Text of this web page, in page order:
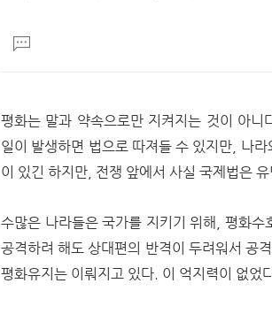
댓
글
평화는 말과 약속으로만 지켜지는 것이 아
일이 발생하면 법으로 따져들 수 있지만, 나
이 있긴 하지만, 전쟁 앞에서 사실 국제법은
수많은 나라들은 국가를 지키기 위해, 평화
공격하려 해도 상대편의 반격이 두려워서 공
평화유지는 이뤄지고 있다. 이 억지력이 없